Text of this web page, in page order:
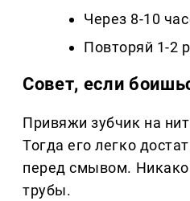
Через 8-10
Повторяй 1-2
Совет, если
Привяжи зубчик на
Тогда его легко
перед смывом.
трубы.